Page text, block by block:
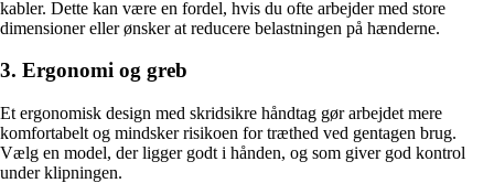
kabler. Dette kan være en fordel, hvis du ofte arbejder med store
dimensioner eller ønsker at reducere belastningen på hænderne.
3. Ergonomi og greb
Et ergonomisk design med skridsikre håndtag gør arbejdet mere
komfortabelt og mindsker risikoen for træthed ved gentagen brug.
Vælg en model, der ligger godt i hånden, og som giver god kontrol
under klipningen.